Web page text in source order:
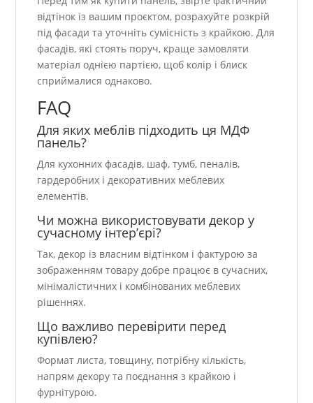
відтінок із вашим проєктом, розрахуйте розкрій
під фасади та уточніть сумісність з крайкою. Для
фасадів, які стоять поруч, краще замовляти
матеріал однією партією, щоб колір і блиск
сприймалися однаково.
FAQ
Для яких меблів підходить ця МДФ
панель?
Для кухонних фасадів, шаф, тумб, пеналів,
гардеробних і декоративних меблевих
елементів.
Чи можна використовувати декор у
сучасному інтер’єрі?
Так, декор із власним відтінком і фактурою за
зображенням товару добре працює в сучасних,
мінімалістичних і комбінованих меблевих
рішеннях.
Що важливо перевірити перед
купівлею?
Формат листа, товщину, потрібну кількість,
напрям декору та поєднання з крайкою і
фурнітурою.